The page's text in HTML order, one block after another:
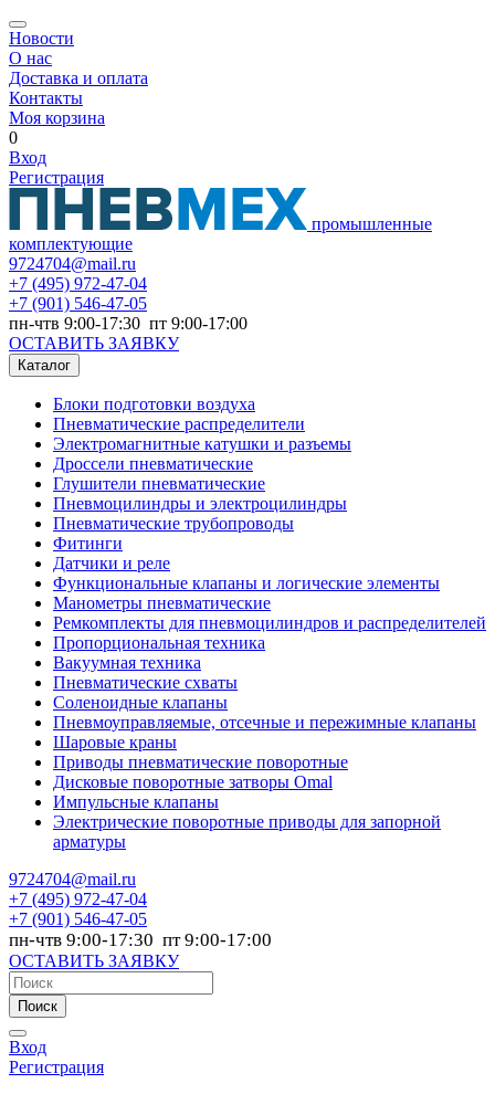
Новости
О нас
Доставка и оплата
Контакты
Моя корзина
0
Вход
Регистрация
промышленные
комплектующие
9724704@mail.ru
+7 (495) 972-47-04
+7 (901) 546-47-05
пн-чтв 9:00-17:30 пт 9:00-17:00
ОСТАВИТЬ ЗАЯВКУ
Каталог
Блоки подготовки воздуха
Пневматические распределители
Электромагнитные катушки и разъемы
Дроссели пневматические
Глушители пневматические
Пневмоцилиндры и электроцилиндры
Пневматические трубопроводы
Фитинги
Датчики и реле
Функциональные клапаны и логические элементы
Манометры пневматические
Ремкомплекты для пневмоцилиндров и распределителей
Пропорциональная техника
Вакуумная техника
Пневматические схваты
Соленоидные клапаны
Пневмоуправляемые, отсечные и пережимные клапаны
Шаровые краны
Приводы пневматические поворотные
Дисковые поворотные затворы Omal
Импульсные клапаны
Электрические поворотные приводы для запорной
арматуры
9724704@mail.ru
+7 (495) 972-47-04
+7 (901) 546-47-05
пн-чтв 9:00-17:30 пт 9:00-17:00
ОСТАВИТЬ ЗАЯВКУ
Поиск
Вход
Регистрация